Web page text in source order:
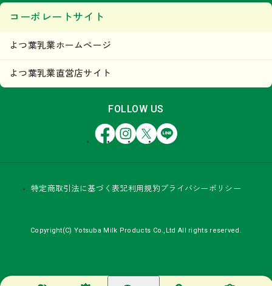
コーポレートサイト
よつ葉乳業ホームページ
よつ葉乳業直営店サイト
FOLLOW US
FacebookInstagram
X LINE
特定商取引法に基づく表記利用規約 プライバシーポリシー
Copyright(C) Yotsuba Milk Products Co.,Ltd All rights reserved.